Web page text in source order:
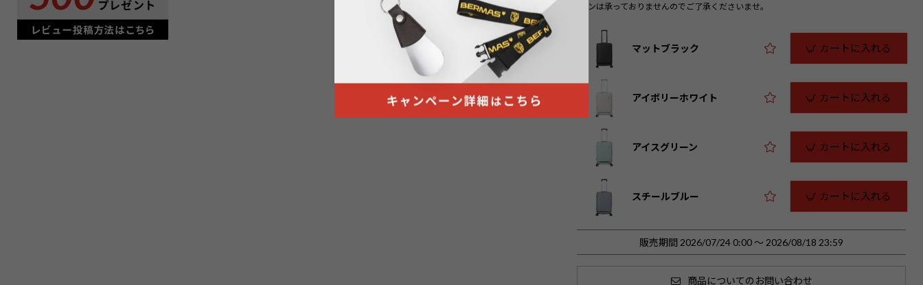
ョンは承っておりませんのでご了承くださいませ。
マットブラック カートに入れる
アイボリーホワイト カートに入れる
アイスグリーン カートに入れる
スチールブルー カートに入れる
販売期間 2026/07/24 0:00 〜 2026/08/18 23:59
商品についてのお問い合わせ